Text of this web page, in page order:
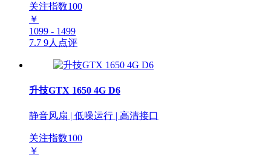
关注指数100
￥
1099 - 1499
7.7 9人点评
升技GTX 1650 4G D6
静音风扇 | 低噪运行 | 高清接口
关注指数100
￥